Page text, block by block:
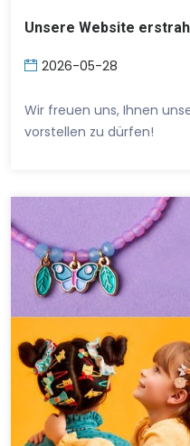
Unsere Website
2026-05-28
Wir freuen uns, Ihnen
vorstellen zu dürfen!